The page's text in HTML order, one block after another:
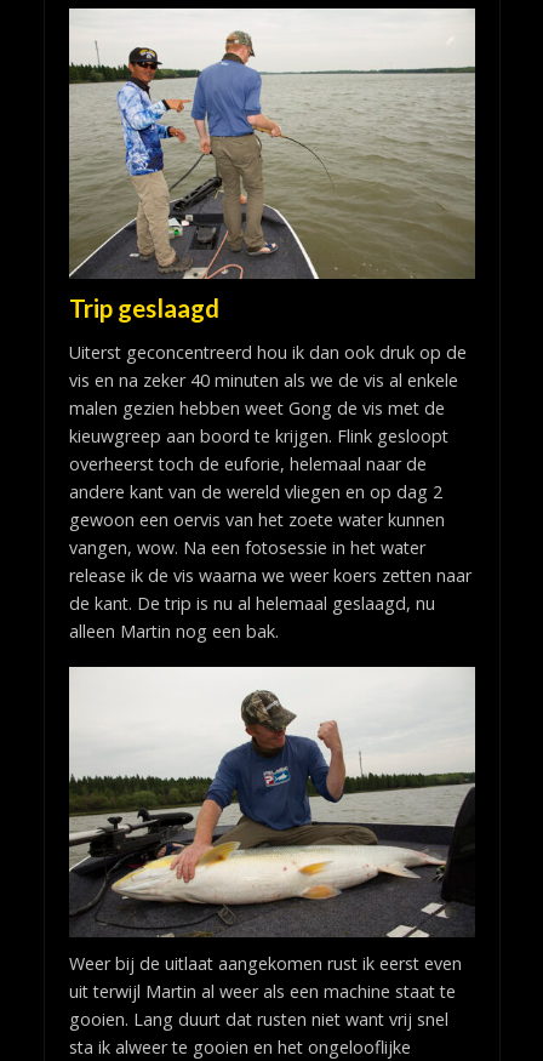
Trip geslaagd
Uiterst geconcentreerd hou ik dan ook druk op de
vis en na zeker 40 minuten als we de vis al enkele
malen gezien hebben weet Gong de vis met de
kieuwgreep aan boord te krijgen. Flink gesloopt
overheerst toch de euforie, helemaal naar de
andere kant van de wereld vliegen en op dag 2
gewoon een oervis van het zoete water kunnen
vangen, wow. Na een fotosessie in het water
release ik de vis waarna we weer koers zetten naar
de kant. De trip is nu al helemaal geslaagd, nu
alleen Martin nog een bak.
Weer bij de uitlaat aangekomen rust ik eerst even
uit terwijl Martin al weer als een machine staat te
gooien. Lang duurt dat rusten niet want vrij snel
sta ik alweer te gooien en het ongelooflijke